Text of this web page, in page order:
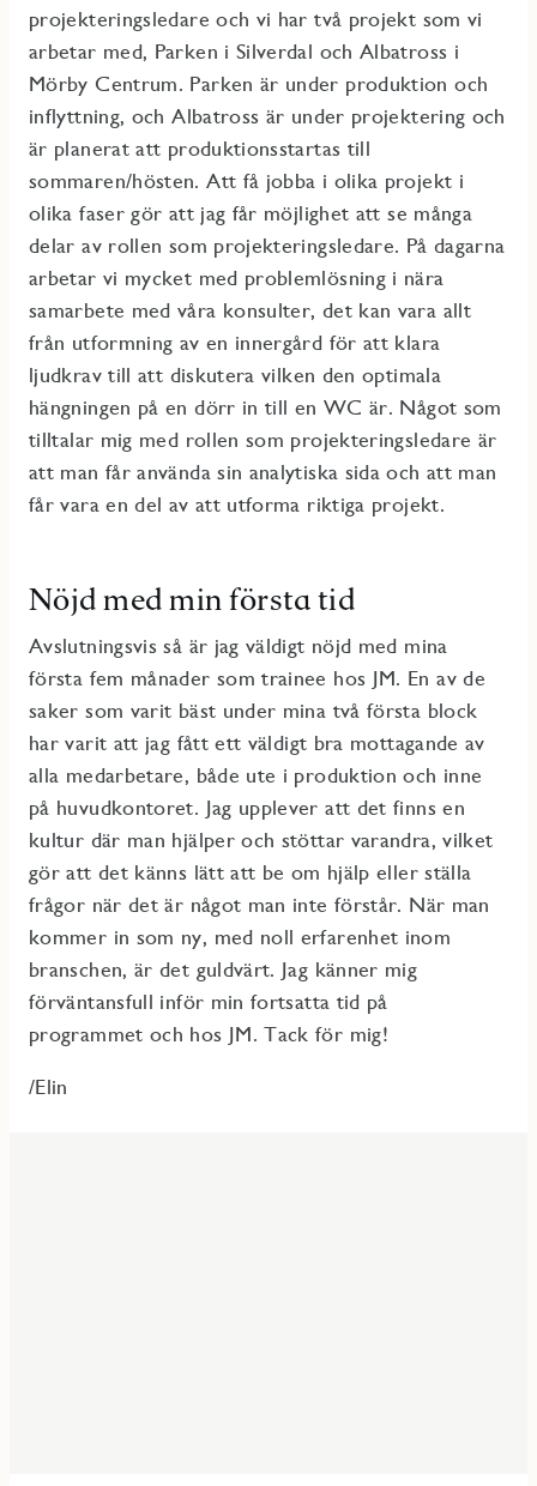
projekteringsledare och vi har två projekt som vi
arbetar med, Parken i Silverdal och Albatross i
Mörby Centrum. Parken är under produktion och
inflyttning, och Albatross är under projektering och
är planerat att produktionsstartas till
sommaren/hösten. Att få jobba i olika projekt i
olika faser gör att jag får möjlighet att se många
delar av rollen som projekteringsledare. På dagarna
arbetar vi mycket med problemlösning i nära
samarbete med våra konsulter, det kan vara allt
från utformning av en innergård för att klara
ljudkrav till att diskutera vilken den optimala
hängningen på en dörr in till en WC är. Något som
tilltalar mig med rollen som projekteringsledare är
att man får använda sin analytiska sida och att man
får vara en del av att utforma riktiga projekt.
Nöjd med min första tid
Avslutningsvis så är jag väldigt nöjd med mina
första fem månader som trainee hos JM. En av de
saker som varit bäst under mina två första block
har varit att jag fått ett väldigt bra mottagande av
alla medarbetare, både ute i produktion och inne
på huvudkontoret. Jag upplever att det finns en
kultur där man hjälper och stöttar varandra, vilket
gör att det känns lätt att be om hjälp eller ställa
frågor när det är något man inte förstår. När man
kommer in som ny, med noll erfarenhet inom
branschen, är det guldvärt. Jag känner mig
förväntansfull inför min fortsatta tid på
programmet och hos JM. Tack för mig!
/Elin